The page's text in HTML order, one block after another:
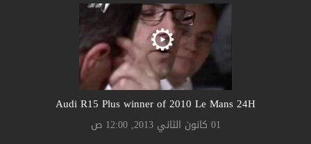
Audi R15 Plus winner of 2010 Le Mans 24H
01 كانون الثاني 2013, 12:00 ص